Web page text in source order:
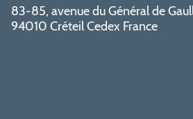
83-85, avenue du Général de
94010 Créteil Cedex France